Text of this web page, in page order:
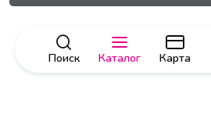
Поиск Каталог Карта